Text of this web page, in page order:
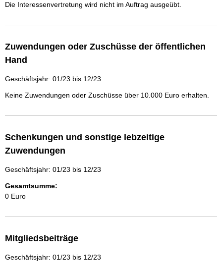
Die Interessenvertretung wird nicht im Auftrag ausgeübt.
Zuwendungen oder Zuschüsse der öffentlichen
Hand
Geschäftsjahr: 01/23 bis 12/23
Keine Zuwendungen oder Zuschüsse über 10.000 Euro erhalten.
Schenkungen und sonstige lebzeitige
Zuwendungen
Geschäftsjahr: 01/23 bis 12/23
Gesamtsumme:
0 Euro
Mitgliedsbeiträge
Geschäftsjahr: 01/23 bis 12/23